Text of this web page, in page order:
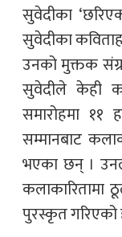
सुवेदीका
सुवेदीका
उनको मुक्तक
सुवेदीले केही
समारोहमा ११
सम्मानबाट
भएका छन् ।
कलाकारितामा
पुरस्कृत गरिएको